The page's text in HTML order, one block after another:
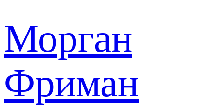
Морган
Фриман